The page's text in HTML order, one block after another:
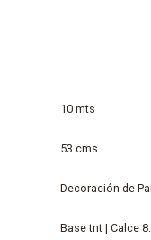
10 mts
53 cms
Decoración de
Base tnt | Calce